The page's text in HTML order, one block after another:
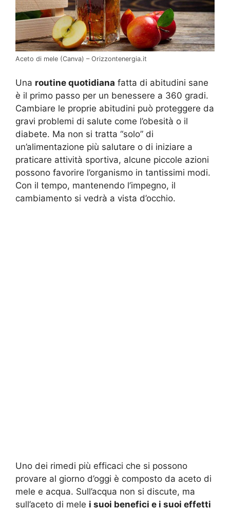
Aceto di mele (Canva) – Orizzontenergia.it
Una routine quotidiana fatta di abitudini sane
è il primo passo per un benessere a 360 gradi.
Cambiare le proprie abitudini può proteggere da
gravi problemi di salute come l’obesità o il
diabete. Ma non si tratta “solo” di
un’alimentazione più salutare o di iniziare a
praticare attività sportiva, alcune piccole azioni
possono favorire l’organismo in tantissimi modi.
Con il tempo, mantenendo l’impegno, il
cambiamento si vedrà a vista d’occhio.
Uno dei rimedi più efficaci che si possono
provare al giorno d’oggi è composto da aceto di
mele e acqua. Sull’acqua non si discute, ma
sull’aceto di mele i suoi benefici e i suoi effetti